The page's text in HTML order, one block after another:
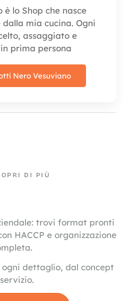
è lo Shop che nasce
mia cucina. Ogni
assaggiato e
prima persona
Nero Vesuviano
DI PIÙ
trovi format pronti
HACCP e organizzazione
dettaglio, dal concept